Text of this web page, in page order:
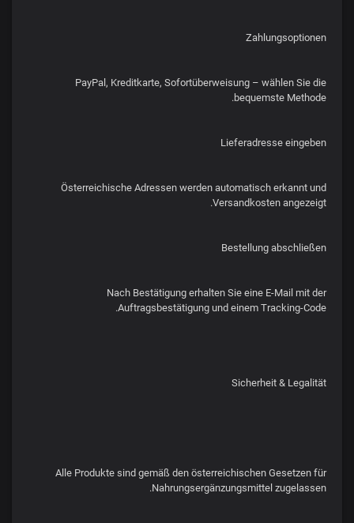
Zahlungsoptionen
PayPal, Kreditkarte, Sofortüberweisung – wählen Sie die
bequemste Methode.
Lieferadresse eingeben
Österreichische Adressen werden automatisch erkannt und
Versandkosten angezeigt.
Bestellung abschließen
Nach Bestätigung erhalten Sie eine E-Mail mit der
Auftragsbestätigung und einem Tracking-Code.
Sicherheit & Legalität
Alle Produkte sind gemäß den österreichischen Gesetzen für
Nahrungsergänzungsmittel zugelassen.